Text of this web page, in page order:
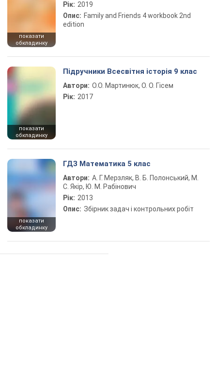
показати
обкладинку
Рік: 2019
Опис: Family and Friends 4 workbook 2nd
edition
показати
обкладинку
Підручники Всесвітня історія 9 клас
Автори: О.О. Мартинюк, О. О. Гісем
Рік: 2017
показати
обкладинку
ГДЗ Математика 5 клас
Автори: А. Г. Мерзляк, В. Б. Полонський, М.
С. Якір, Ю. М. Рабінович
Рік: 2013
Опис: Збірник задач і контрольних робіт